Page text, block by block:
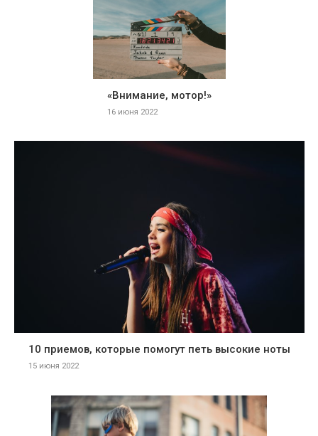
«Внимание, мотор!»
16 июня 2022
10 приемов, которые помогут петь высокие ноты
15 июня 2022